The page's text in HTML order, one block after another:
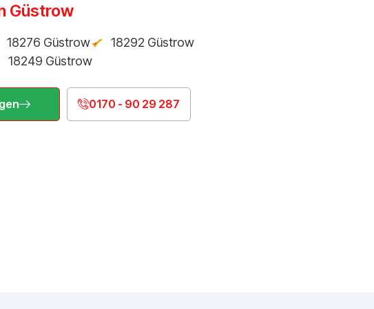
Güstrow
18276 Güstrow
18292 Güstrow
18249 Güstrow
0170 - 90 29 287